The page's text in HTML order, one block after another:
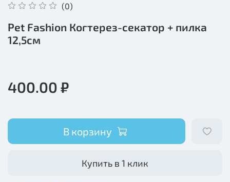
(0)
Pet Fashion Когтерез-секатор + пилка
12,5см
400.00 ₽
В корзину
Купить в 1 клик